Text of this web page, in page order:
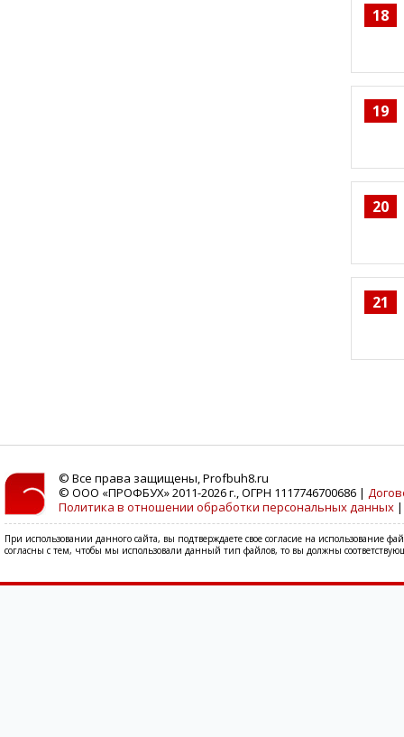
18
19
20
21
© Все права защищены, Profbuh8.ru
© ООО «ПРОФБУХ» 2011-2026 г., ОГРН 1117746700686 |
Политика в отношении обработки персональных данных
При использовании данного сайта, вы подтверждаете свое согласие на использование
согласны с тем, чтобы мы использовали данный тип файлов, то вы должны